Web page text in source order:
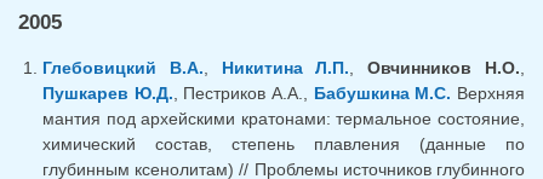
2005
Глебовицкий В.А. Никитина Л.П. ,Овчинников Н.О.
Пушкарев Ю.Д. , Пестриков А.А., Бабушкина М.С. Верхняя
мантия под архейскими кратонами: термальное состояние,
химический состав, степень плавления (данные по
глубинным ксенолитам) // Проблемы источников глубинного